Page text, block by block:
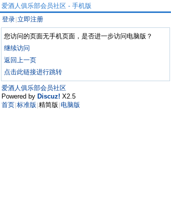
爱酒人俱乐部会员社区 - 手机版
登录 立即注册
您访问的页面无手机页面，是否进一步访问电脑版？
继续访问
返回上一页
点击此链接进行跳转
爱酒人俱乐部会员社区
Powered by Discuz! X2.5
首页 标准版 精简版 电脑版